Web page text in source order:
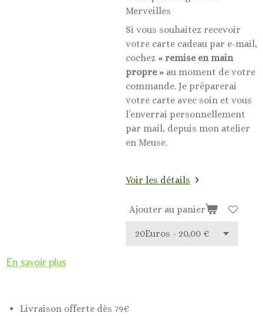
Merveilles
Si vous souhaitez recevoir
votre carte cadeau par e-mail,
cochez « remise en main
propre » au moment de votre
commande. Je préparerai
votre carte avec soin et vous
l’enverrai personnellement
par mail, depuis mon atelier
en Meuse.
Voir les détails
Ajouter au panier
En savoir plus
Livraison offerte dès 79€